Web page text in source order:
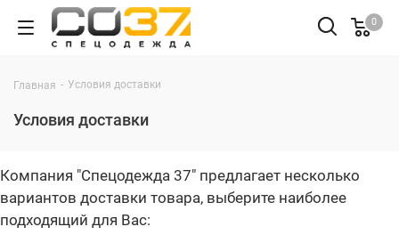
0
Главная - Условия доставки
Условия доставки
Компания "Спецодежда 37" предлагает несколько
вариантов доставки товара, выберите наиболее
подходящий для Вас: